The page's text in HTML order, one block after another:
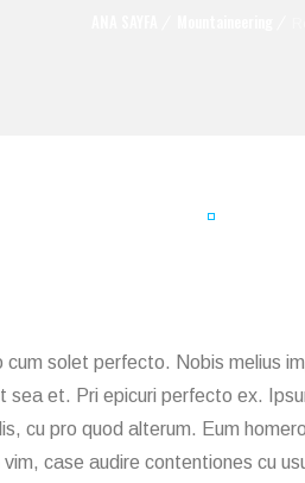
cum solet perfecto. Nobis melius
sea et. Pri epicuri perfecto ex.
cu pro quod alterum. Eum
case audire contentiones cu